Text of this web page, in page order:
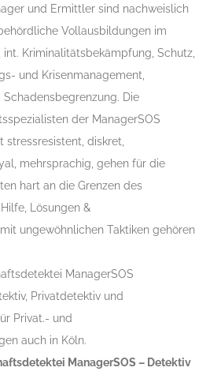
und Ermittler sind nachweislich
Vollausbildungen im
int. Kriminalitätsbekämpfung, Schutz,
und Krisenmanagement,
Die
der ManagerSOS
stressresistent, diskret,
mehrsprachig, gehen für die
hart an die Grenzen des
Lösungen &
ungewöhnlichen Taktiken gehören
ManagerSOS
Privatdetektiv und
Privat.- und
auch in Köln.
ManagerSOS – Detektiv